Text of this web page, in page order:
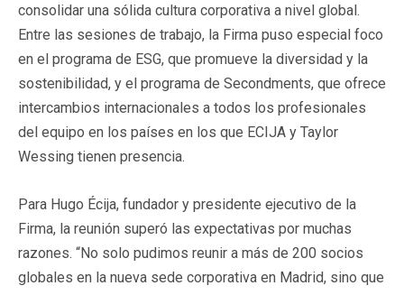
consolidar una sólida cultura corporativa a nivel global.
Entre las sesiones de trabajo, la Firma puso especial foco
en el programa de ESG, que promueve la diversidad y la
sostenibilidad, y el programa de Secondments, que ofrece
intercambios internacionales a todos los profesionales
del equipo en los países en los que ECIJA y Taylor
Wessing tienen presencia.
Para Hugo Écija, fundador y presidente ejecutivo de la
Firma, la reunión superó las expectativas por muchas
razones. “No solo pudimos reunir a más de 200 socios
globales en la nueva sede corporativa en Madrid, sino que